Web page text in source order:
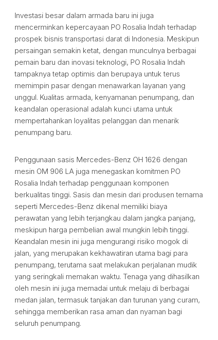
Investasi besar dalam armada baru ini juga
mencerminkan kepercayaan PO Rosalia Indah terhadap
prospek bisnis transportasi darat di Indonesia. Meskipun
persaingan semakin ketat, dengan munculnya berbagai
pemain baru dan inovasi teknologi, PO Rosalia Indah
tampaknya tetap optimis dan berupaya untuk terus
memimpin pasar dengan menawarkan layanan yang
unggul. Kualitas armada, kenyamanan penumpang, dan
keandalan operasional adalah kunci utama untuk
mempertahankan loyalitas pelanggan dan menarik
penumpang baru.
Penggunaan sasis Mercedes-Benz OH 1626 dengan
mesin OM 906 LA juga menegaskan komitmen PO
Rosalia Indah terhadap penggunaan komponen
berkualitas tinggi. Sasis dan mesin dari produsen ternama
seperti Mercedes-Benz dikenal memiliki biaya
perawatan yang lebih terjangkau dalam jangka panjang,
meskipun harga pembelian awal mungkin lebih tinggi.
Keandalan mesin ini juga mengurangi risiko mogok di
jalan, yang merupakan kekhawatiran utama bagi para
penumpang, terutama saat melakukan perjalanan mudik
yang seringkali memakan waktu. Tenaga yang dihasilkan
oleh mesin ini juga memadai untuk melaju di berbagai
medan jalan, termasuk tanjakan dan turunan yang curam,
sehingga memberikan rasa aman dan nyaman bagi
seluruh penumpang.